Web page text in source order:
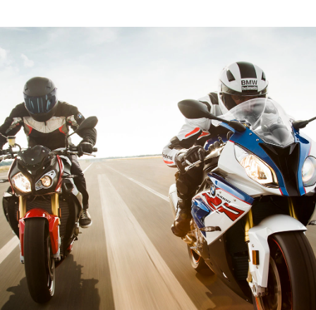
porque en la seguridad, tú
eres lo más importante.